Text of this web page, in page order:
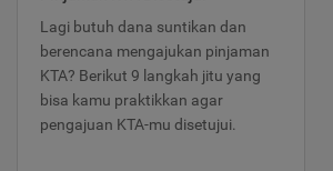
Lagi butuh dana suntikan dan
berencana mengajukan pinjaman
KTA? Berikut 9 langkah jitu yang
bisa kamu praktikkan agar
pengajuan KTA-mu disetujui.